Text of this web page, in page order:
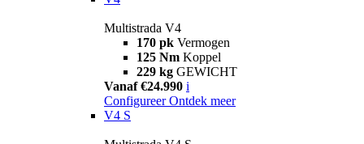
Multistrada V4
170 pk Vermogen
125 Nm Koppel
229 kg GEWICHT
Vanaf €24.990 i
Configureer Ontdek meer
V4 S